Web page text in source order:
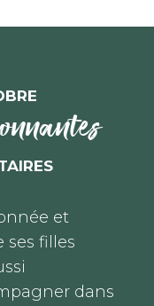
et
ses filles
dans